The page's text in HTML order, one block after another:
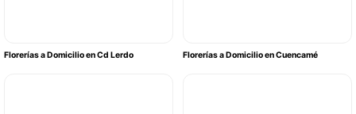
Florerías a Domicilio en Cd Lerdo Florerías a Domicilio en Cuencamé